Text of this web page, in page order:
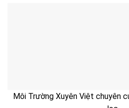
Môi Trường Xuyên Việt chuyên